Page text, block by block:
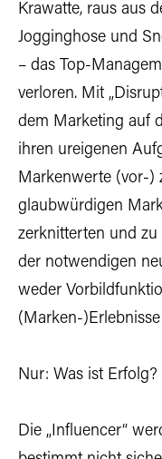
Krawatte, raus aus
Jogginghose und
– das Top-
verloren. Mit
dem Marketing auf
ihren ureigenen
Markenwerte (vor-)
glaubwürdigen
zerknitterten und
der notwendigen
weder
(Marken-
Nur: Was ist Erfolg?
Die „Influencer“